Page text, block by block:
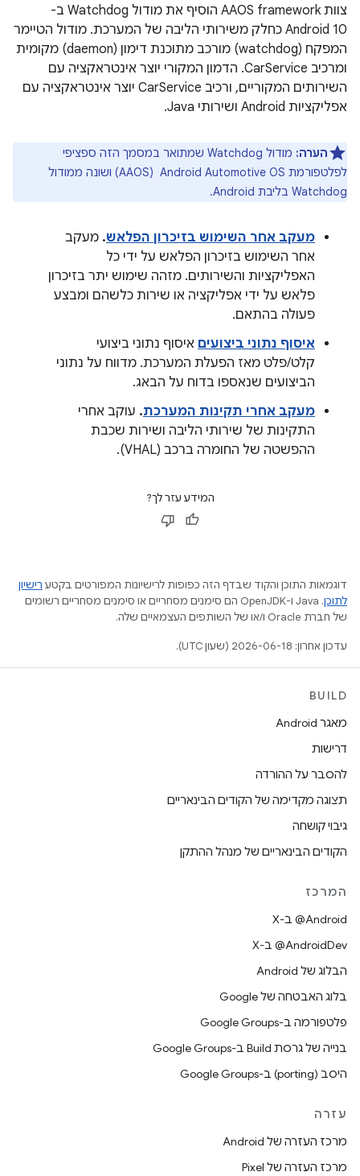
צוות AAOS framework הוסיף את מודול Watchdog ב-
Android 10 כחלק משירותי הליבה של המערכת. מודול הטיימר
המפקח (watchdog) מורכב מתוכנת דימון (daemon) מקומית
ומרכיב CarService. הדמון המקורי יוצר אינטראקציה עם
השירותים המקוריים, ורכיב CarService יוצר אינטראקציה עם
אפליקציות Android ושירותי Java.
הערה:
מודול Watchdog שמתואר במסמך הזה ספציפי
לפלטפורמת Android Automotive OS ‏ (AAOS) ושונה ממודול
Watchdog בליבת Android.
מעקב אחר השימוש בזיכרון הפלאש. מעקב
אחר השימוש בזיכרון הפלאש על ידי כל
האפליקציות והשירותים. מזהה שימוש יתר בזיכרון
פלאש על ידי אפליקציה או שירות כלשהם ומבצע
פעולה בהתאם.
איסוף נתוני ביצועים איסוף נתוני ביצועי
קלט/פלט מאז הפעלת המערכת. מדווח על נתוני
הביצועים שנאספו בדוח על הבאג.
מעקב אחרי תקינות המערכת. עוקב אחרי
התקינות של שירותי הליבה ושירות שכבת
ההפשטה של החומרה ברכב (VHAL).
המידע עזר לך?
דוגמאות התוכן והקוד שבדף הזה כפופות לרישיונות המפורטים בקטע רישיון
לתוכן
.‏ Java ו-OpenJDK הם סימנים מסחריים או סימנים מסחריים רשומים
של חברת Oracle ו/או של השותפים העצמאיים שלה.
עדכון אחרון: 2026-06-18 (שעון UTC).
BUILD
מאגר Android
דרישות
להסבר על ההורדה
תצוגה מקדימה של הקודים הבינאריים
גיבוי קושחה
הקודים הבינאריים של מנהל ההתקן
המרכז
‫‎@Android ב-X
‫‎@AndroidDev ב-X
הבלוג של Android
בלוג האבטחה של Google
פלטפורמה ב-Google Groups
בנייה של גרסת Build ב-Google Groups
היסב (porting) ב-Google Groups
עזרה
מרכז העזרה של Android
מרכז העזרה של Pixel